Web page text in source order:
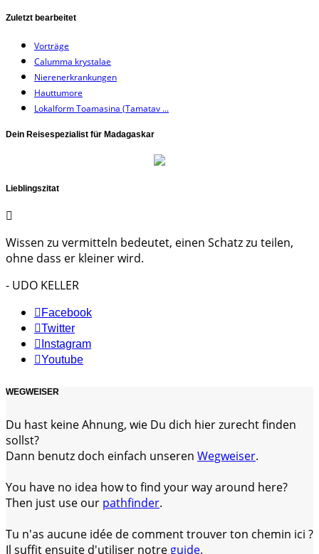
Zuletzt bearbeitet
Vorträge
Calumma krystalae
Nierenerkrankungen
Hauttumore
Lokalform Toamasina (Tamatav ...
Dein Reisespezialist für Madagaskar
Lieblingszitat
Wissen zu vermitteln bedeutet, einen Schatz zu teilen,
ohne dass er kleiner wird.
- UDO KELLER
Facebook
Twitter
Instagram
Youtube
WEGWEISER
Du hast keine Ahnung, wie Du dich hier zurecht finden
sollst?
Dann benutz doch einfach unseren Wegweiser.
You have no idea how to find your way around here?
Then just use our pathfinder.
Tu n'as aucune idée de comment trouver ton chemin ici ?
Il suffit ensuite d'utiliser notre guide.